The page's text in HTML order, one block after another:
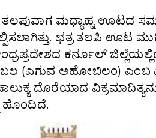
ಮಧ್ಯಾಹ್ನ ಊಟದ
ಛತ್ರ ತಲಪಿ ಊಟ
ಕರ್ನೂಲ್
(ಎಗುವ ಅಹೋಬಿಲಂ) ಎಂಬ
ದೊರೆಯಾದ
ಹೊಂದಿದೆ.